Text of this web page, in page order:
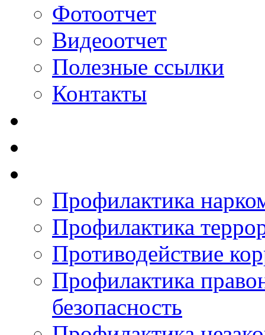
Фотоотчет
Видеоотчет
Полезные ссылки
Контакты
Профилактика
Профилактика
Противодействие
Профилактика
безопасность